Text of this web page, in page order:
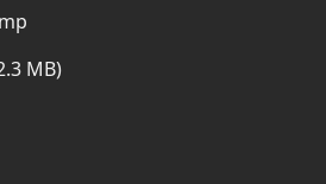
MB)